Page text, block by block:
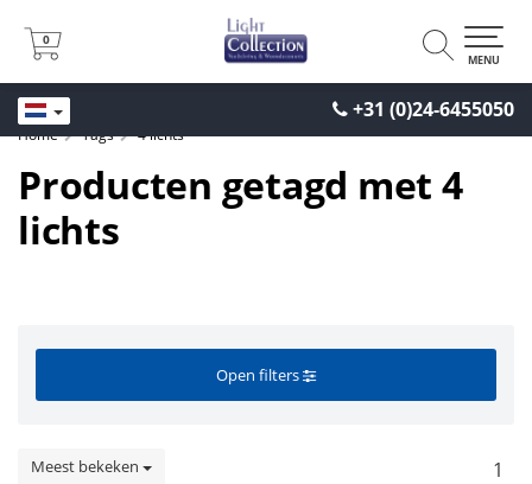
+31 (0)24-6455050
0
0
MENU
Home Tags 4 lichts
Producten getagd met 4
lichts
Open filters
Meest bekeken 1